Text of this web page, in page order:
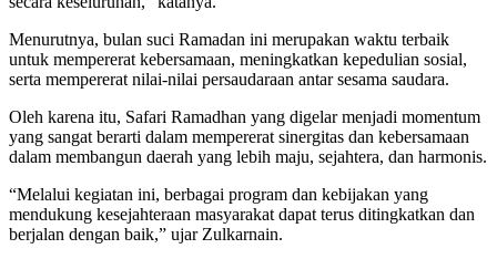
Menurutnya, bulan suci Ramadan ini merupakan waktu terbaik
untuk mempererat kebersamaan, meningkatkan kepedulian sosial,
serta mempererat nilai-nilai persaudaraan antar sesama saudara.
Oleh karena itu, Safari Ramadhan yang digelar menjadi momentum
yang sangat berarti dalam mempererat sinergitas dan kebersamaan
dalam membangun daerah yang lebih maju, sejahtera, dan harmonis.
“Melalui kegiatan ini, berbagai program dan kebijakan yang
mendukung kesejahteraan masyarakat dapat terus ditingkatkan dan
berjalan dengan baik,” ujar Zulkarnain.